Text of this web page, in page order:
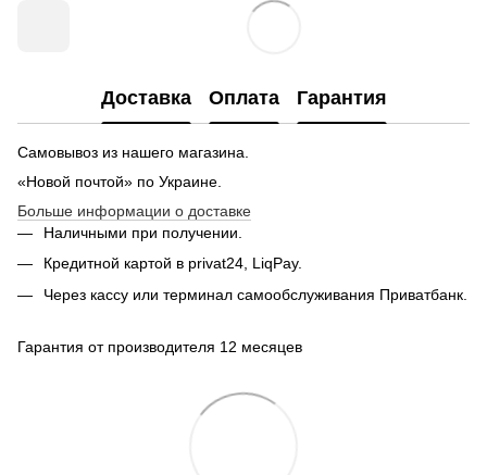
Доставка Оплата Гарантия
Самовывоз из нашего магазина.
«Новой почтой» по Украине.
Больше информации о доставке
Наличными при получении.
Кредитной картой в privat24, LiqPay.
Через кассу или терминал самообслуживания Приватбанк.
Гарантия от производителя 12 месяцев